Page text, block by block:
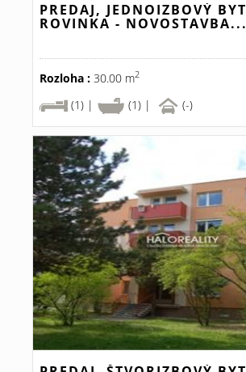
PREDAJ, JEDNOIZBOVÝ BYT
ROVINKA - NOVOSTAVBA...
Rozloha : 30.00 m2
(1) |
(1) | (-)